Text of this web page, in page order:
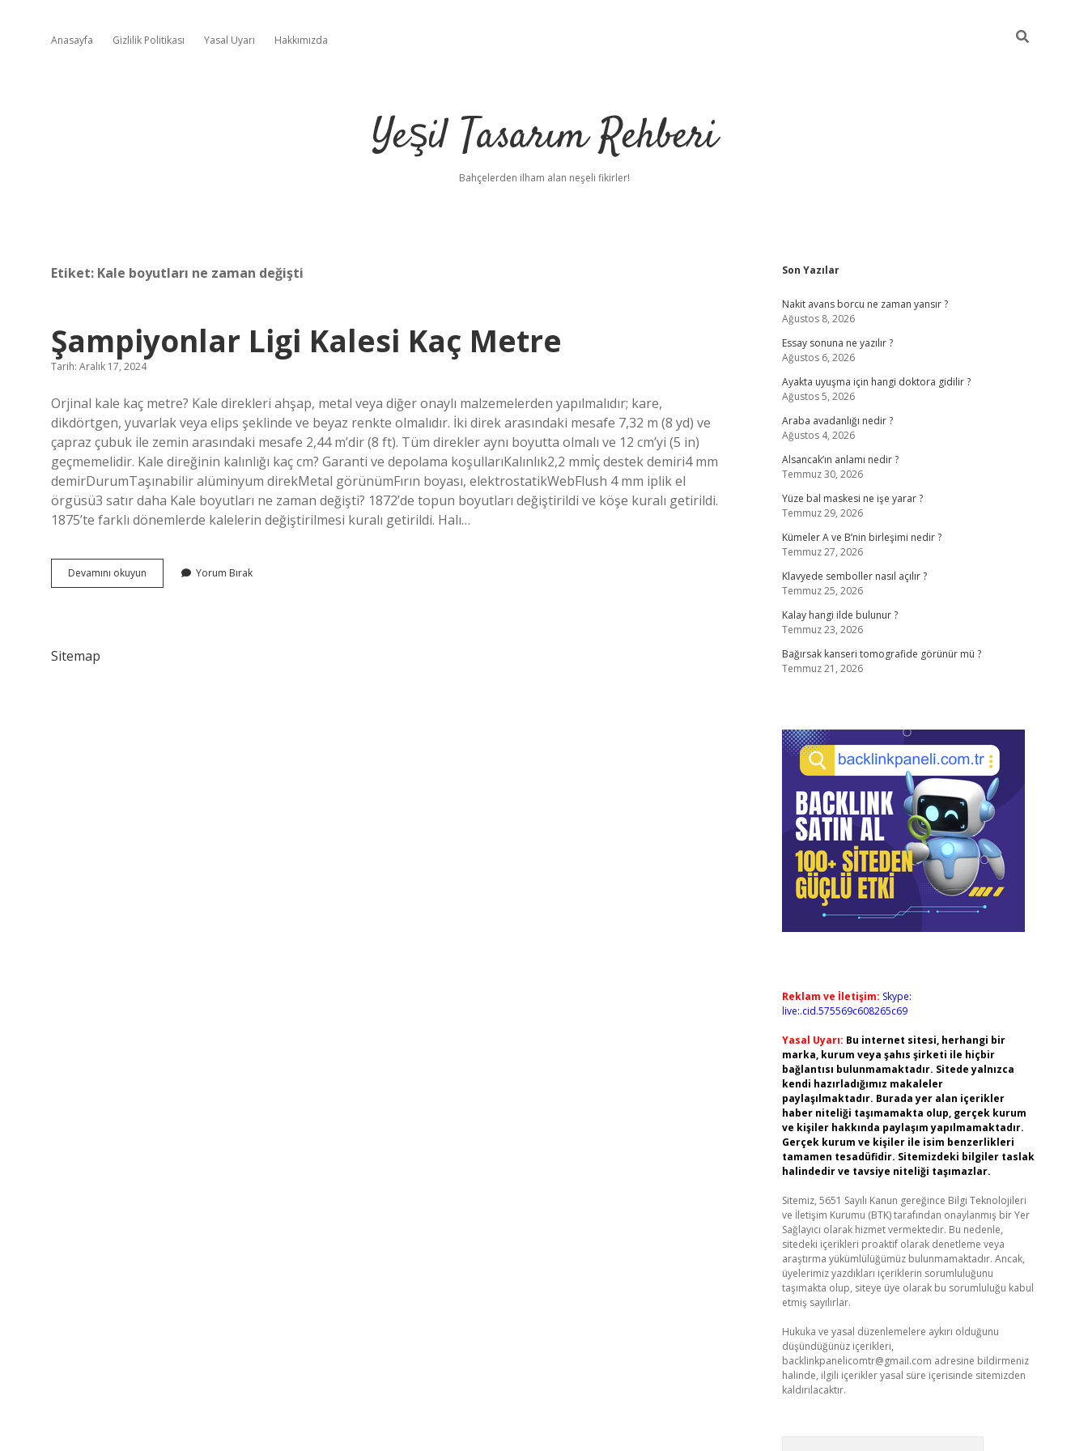
Anasayfa Gizlilik Politikası Yasal Uyarı Hakkımızda
Yeşil Tasarım Rehberi
Bahçelerden ilham alan neşeli fikirler!
Etiket: Kale boyutları ne zaman değişti
Şampiyonlar Ligi Kalesi Kaç Metre
Tarih: Aralık 17, 2024
Orjinal kale kaç metre? Kale direkleri ahşap, metal veya diğer onaylı malzemelerden yapılmalıdır; kare,
dikdörtgen, yuvarlak veya elips şeklinde ve beyaz renkte olmalıdır. İki direk arasındaki mesafe 7,32 m (8 yd) ve
çapraz çubuk ile zemin arasındaki mesafe 2,44 m’dir (8 ft). Tüm direkler aynı boyutta olmalı ve 12 cm’yi (5 in)
geçmemelidir. Kale direğinin kalınlığı kaç cm? Garanti ve depolama koşullarıKalınlık2,2 mmİç destek demiri4 mm
demirDurumTaşınabilir alüminyum direkMetal görünümFırın boyası, elektrostatikWebFlush 4 mm iplik el
örgüsü3 satır daha Kale boyutları ne zaman değişti? 1872’de topun boyutları değiştirildi ve köşe kuralı getirildi.
1875’te farklı dönemlerde kalelerin değiştirilmesi kuralı getirildi. Halı…
Devamını okuyun Şampiyonlar
Ligi
Yorum Bırak
Sitemap
Sidebar
Son Yazılar
Nakit avans borcu ne zaman yansır ?
Ağustos 8, 2026
Essay sonuna ne yazılır ?
Ağustos 6, 2026
Ayakta uyuşma için hangi doktora gidilir ?
Ağustos 5, 2026
Araba avadanlığı nedir ?
Ağustos 4, 2026
Alsancak’ın anlamı nedir ?
Temmuz 30, 2026
Yüze bal maskesi ne işe yarar ?
Temmuz 29, 2026
Kümeler A ve B’nin birleşimi nedir ?
Temmuz 27, 2026
Klavyede semboller nasıl açılır ?
Temmuz 25, 2026
Kalay hangi ilde bulunur ?
Temmuz 23, 2026
Bağırsak kanseri tomografide görünür mü ?
Temmuz 21, 2026
Reklam ve İletişim: Skype:
live:.cid.575569c608265c69
Yasal Uyarı: Bu internet sitesi, herhangi bir
marka, kurum veya şahıs şirketi ile hiçbir
bağlantısı bulunmamaktadır. Sitede yalnızca
kendi hazırladığımız makaleler
paylaşılmaktadır. Burada yer alan içerikler
haber niteliği taşımamakta olup, gerçek kurum
ve kişiler hakkında paylaşım yapılmamaktadır.
Gerçek kurum ve kişiler ile isim benzerlikleri
tamamen tesadüfidir. Sitemizdeki bilgiler taslak
halindedir ve tavsiye niteliği taşımazlar.
Sitemiz, 5651 Sayılı Kanun gereğince Bilgi Teknolojileri
ve İletişim Kurumu (BTK) tarafından onaylanmış bir Yer
Sağlayıcı olarak hizmet vermektedir. Bu nedenle,
sitedeki içerikleri proaktif olarak denetleme veya
araştırma yükümlülüğümüz bulunmamaktadır. Ancak,
üyelerimiz yazdıkları içeriklerin sorumluluğunu
taşımakta olup, siteye üye olarak bu sorumluluğu kabul
etmiş sayılırlar.
Hukuka ve yasal düzenlemelere aykırı olduğunu
düşündüğünüz içerikleri,
backlinkpanelicomtr@gmail.com adresine bildirmeniz
halinde, ilgili içerikler yasal süre içerisinde sitemizden
kaldırılacaktır.